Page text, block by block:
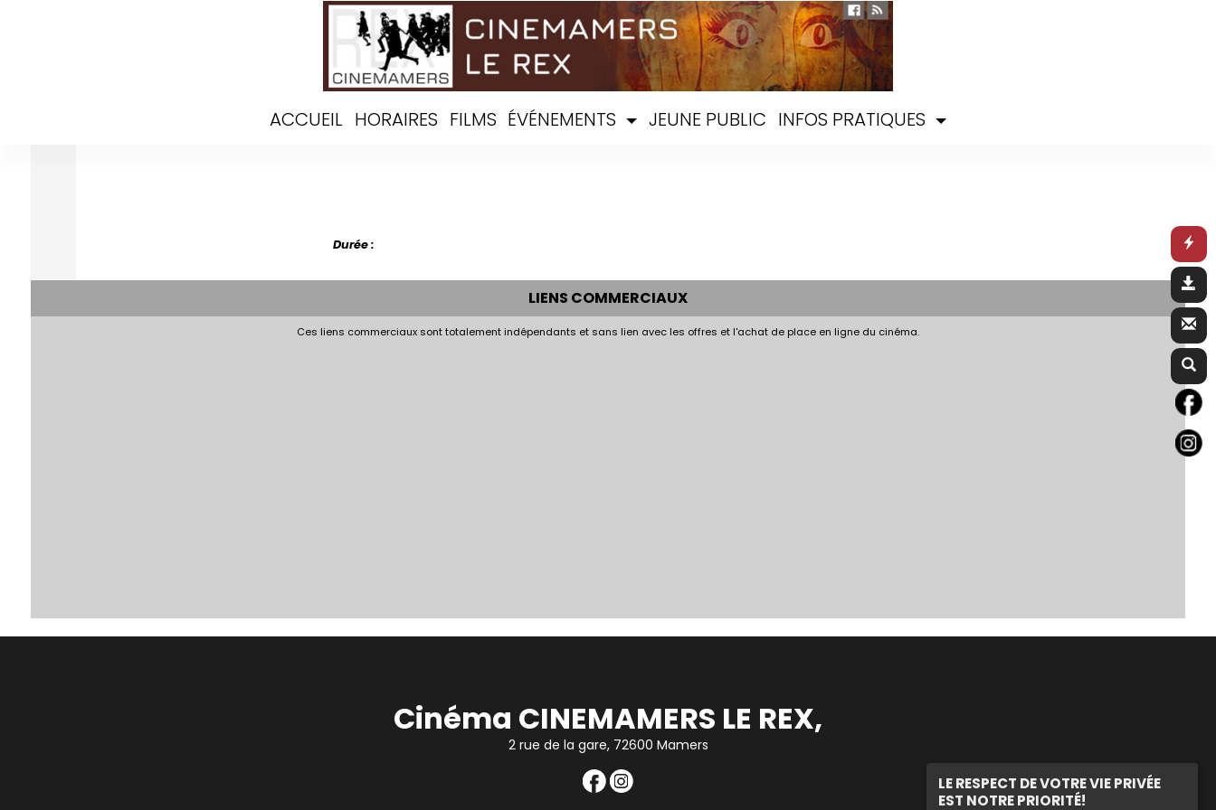
LE RESPECT DE VOTRE VIE PRIVÉE
EST NOTRE PRIORITÉ!
ACCUEIL HORAIRES FILMS ÉVÉNEMENTS JEUNE PUBLIC INFOS PRATIQUES
Durée :
LIENS COMMERCIAUX
Ces liens commerciaux sont totalement indépendants et sans lien avec les offres et l'achat de place en ligne du cinéma.
Cinéma CINEMAMERS LE REX,
2 rue de la gare, 72600 Mamers